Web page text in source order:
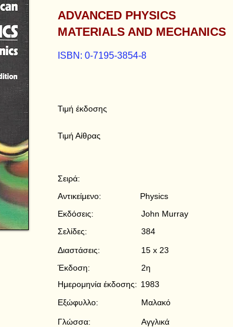
ADVANCED PHYSICS
MATERIALS AND MECHANICS
ISBN: 0-7195-3854-8
Τιμή έκδοσης
Τιμή Αίθρας
Physics
John Murray
384
15 x 23
2η
1983
Μαλακό
Αγγλικά
Σειρά:
Αντικείμενο:
Εκδόσεις:
Σελίδες:
Διαστάσεις:
Έκδοση:
Ημερομηνία έκδοσης:
Εξώφυλλο:
Γλώσσα: